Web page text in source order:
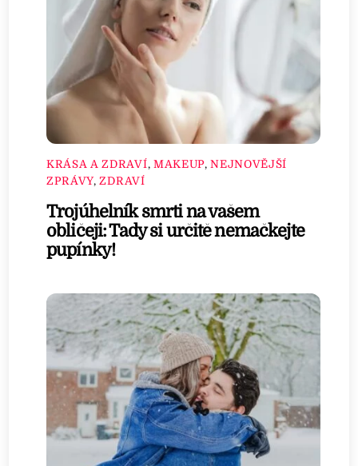
KRÁSA A ZDRAVÍ, MAKEUP,NEJNOVĚJŠÍ
ZPRÁVY,ZDRAVÍ
Trojúhelník smrti na vašem
obličeji: Tady si určitě nemačkejte
pupínky!